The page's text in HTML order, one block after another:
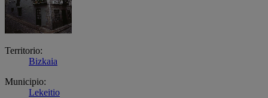
Territorio:
Bizkaia
Municipio:
Lekeitio